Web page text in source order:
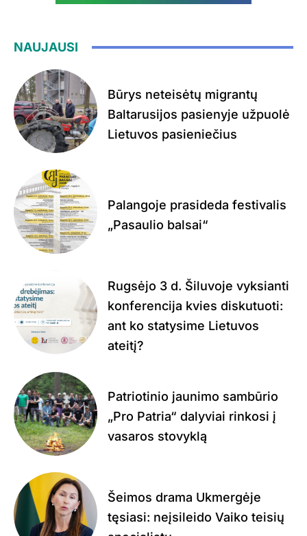
NAUJAUSI
Būrys neteisėtų migrantų
Baltarusijos pasienyje užpuolė
Lietuvos pasieniečius
Palangoje prasideda festivalis
„Pasaulio balsai“
Rugsėjo 3 d. Šiluvoje vyksianti
konferencija kvies diskutuoti:
ant ko statysime Lietuvos
ateitį?
Patriotinio jaunimo sambūrio
„Pro Patria“ dalyviai rinkosi į
vasaros stovyklą
Šeimos drama Ukmergėje
tęsiasi: neįsileido Vaiko teisių